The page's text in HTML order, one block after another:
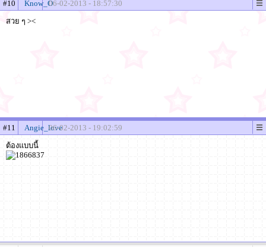
#10 Know_O06-02-2013 - 18:57:30
สวย ๆ ><
#11 Angie_love06-02-2013 - 19:02:59
ต้องแบบนี้